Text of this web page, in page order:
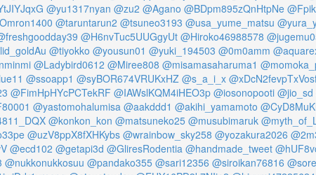
@yu1317nyan @zu2 @Agano @BDpm895zQnHtpNe
@taruntarun2 @tsuneo3193 @usa_yume_matsu
@H6nvTuc5UUGgyUt @Hiroko46988578
@tiyokko @yousun01 @yuki_194503 @0m0amm
@Ladybird0612 @Miree808 @misamasaharuma1
@ssoapp1 @syBOR674VRUKxHZ @s_a_i_x
@FimHpHYcPCTekRF @IAWslKQM4iHEO3p @iosonopooti @jio_sd
@yastomohalumisa @aakddd1 @akihi_yamamoto
@konkon_kon @matsuneko25 @musubimaruk
@uzV8ppX8fXHKybs @wrainbow_sky258 @yozakura2026
@ecd102 @getapi3d @GliresRodentia @handmade_tweet
@nukkonukkosuu @pandako355 @sari12356 @siroikan76816